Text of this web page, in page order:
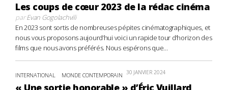
Les coups de cœur 2023 de la rédac cinéma
parEvan Gogolachvili
En 2023 sont sortis de nombreuses pépites cinématographiques, et
nous vous proposons aujourd’hui voici un rapide tour d’horizon des
films que nous avons préférés. Nous espérons que...
INTERNATIONAL MONDE CONTEMPORAIN 30 JANVIER 2024